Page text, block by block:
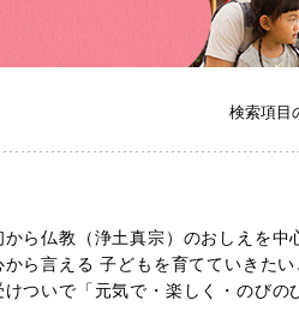
ら仏教（浄土真宗）のおしえを中
から言える 子どもを育てていきた
けついで「元気で・楽しく・のびの